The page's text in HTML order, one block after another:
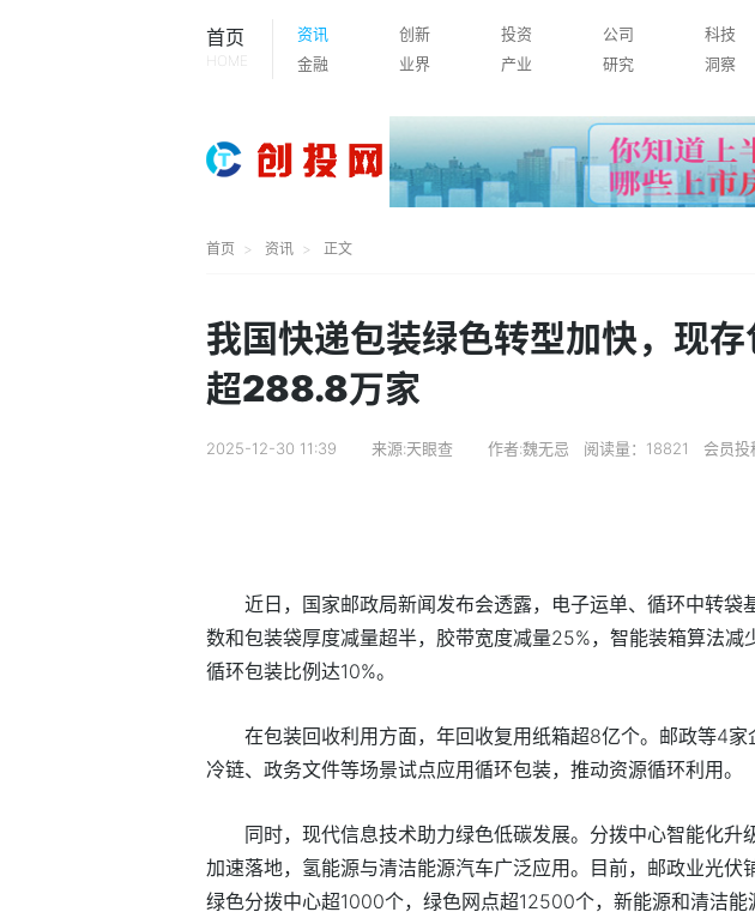
首页
HOME
资讯 创新 投资 公司
科技
金融
业界 产业 研究 洞察
首页 资讯 正文
我国快递包装绿色转型加快，现
超288.8万家
2025-12-30 11:39 来源:天眼查 作者:魏无忌 阅读量：18821 会员投
近日，国家邮政局新闻发布会透露，电子运单、循环中转袋
数和包装袋厚度减量超半，胶带宽度减量25%，智能装箱算法减
循环包装比例达10%。
在包装回收利用方面，年回收复用纸箱超8亿个。邮政等4
冷链、政务文件等场景试点应用循环包装，推动资源循环利用。
同时，现代信息技术助力绿色低碳发展。分拨中心智能化升
加速落地，氢能源与清洁能源汽车广泛应用。目前，邮政业光伏
绿色分拨中心超1000个，绿色网点超12500个，新能源和清洁能